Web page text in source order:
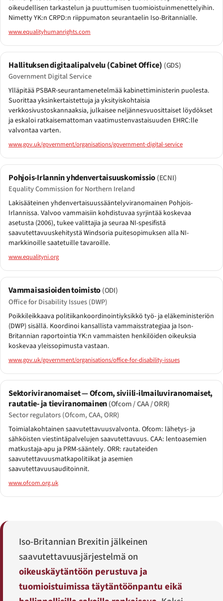
oikeudellisen tarkastelun ja puuttumisen tuomioistuinmenettelyihin.
Nimetty YK:n CRPD:n riippumaton seurantaelin Iso-Britannialle.
www.equalityhumanrights.com
Hallituksen digitaalipalvelu (Cabinet Office) (GDS)
Government Digital Service
Ylläpitää PSBAR-seurantamenetelmää kabinettiministerin puolesta.
Suorittaa yksinkertaistettuja ja yksityiskohtaisia
verkkosivustoskannaaksia, julkaisee neljännesvuosittaiset löydökset
ja eskaloi ratkaisemattoman vaatimustenvastaisuuden EHRC:lle
valvontaa varten.
www.gov.uk/government/organisations/government-digital-service
Pohjois-Irlannin yhdenvertaisuuskomissio(ECNI)
Equality Commission for Northern Ireland
Lakisääteinen yhdenvertaisuussääntelyviranomainen Pohjois-
Irlannissa. Valvoo vammaisiin kohdistuvaa syrjintää koskevaa
asetusta (2006), tukee valittajia ja seuraa NI-spesifistä
saavutettavuuskehitystä Windsoria puitesopimuksen alla NI-
markkinoille saatetuille tavaroille.
www.equalityni.org
Vammaisasioiden toimisto(ODI)
Office for Disability Issues (DWP)
Poikkileikkaava politiikankoordinointiyksikkö työ- ja eläkeministeriön
(DWP) sisällä. Koordinoi kansallista vammaisstrategiaa ja Ison-
Britannian raportointia YK:n vammaisten henkilöiden oikeuksia
koskevaa yleissopimusta vastaan.
www.gov.uk/government/organisations/office-for-disability-issues
Sektoriviranomaiset — Ofcom, siviili-ilmailuviranomaiset,
rautatie- ja tieviranomainen(Ofcom / CAA / ORR)
Sector regulators (Ofcom, CAA, ORR)
Toimialakohtainen saavutettavuusvalvonta. Ofcom: lähetys- ja
sähköisten viestintäpalvelujen saavutettavuus. CAA: lentoasemien
matkustaja-apu ja PRM-sääntely. ORR: rautateiden
saavutettavuusmatkapolitiikat ja asemien
saavutettavuusauditoinnit.
www.ofcom.org.uk
Iso-Britannian Brexitin jälkeinen
saavutettavuusjärjestelmä on
oikeuskäytäntöön perustuva ja
tuomioistuimissa täytäntöönpantu eikä